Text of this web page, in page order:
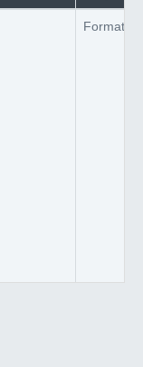
Format